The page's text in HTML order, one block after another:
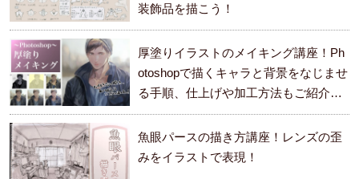
装飾品を描こう！
厚塗りイラストのメイキング講座！Ph
otoshopで描くキャラと背景をなじませ
る手順、仕上げや加工方法もご紹介し
ます。
魚眼パースの描き方講座！レンズの歪
みをイラストで表現！